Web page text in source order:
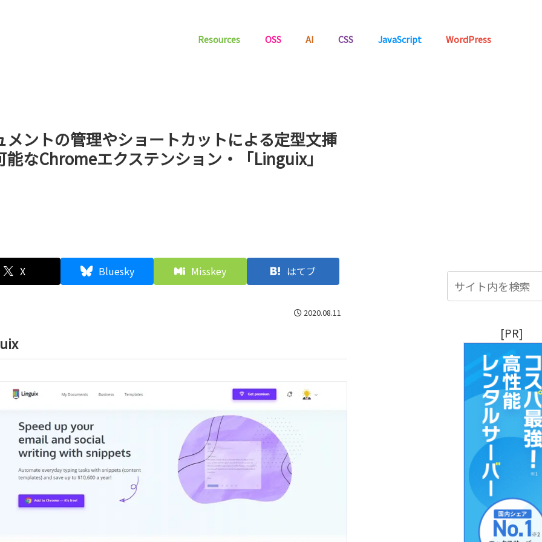
Resources OSS AI CSS JavaScript WordPress
[PR]
メントの管理やショートカットによる定型文挿
能なChromeエクステンション・「Linguix」
X Bluesky Misskey はてブ
2020.08.11